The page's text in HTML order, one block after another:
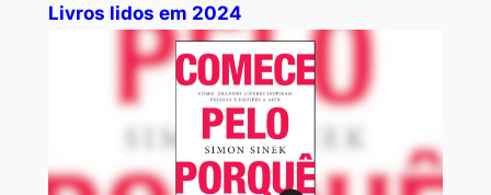
Livros lidos em 2024